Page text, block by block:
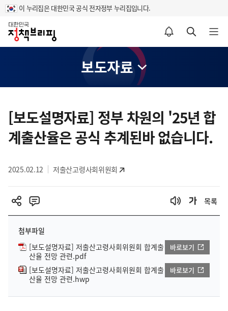
이 누리집은 대한민국 공식 전자정부 누리집입니다.
홈
알림설정 바로가기 검색 바로가기 메뉴 열기
보도자료
텐
츠
영
[보도설명자료] 정부 차원의 '25년 합
계출산율은 공식 추계된바 없습니다.
2025.02.12 저출산고령사회위원회
목록
첨부파일
[보도설명자료] 저출산고령사회위원회 합계출
산율 전망 관련.pdf
바로보기
[보도설명자료] 저출산고령사회위원회 합계출
산율 전망 관련.hwp
바로보기